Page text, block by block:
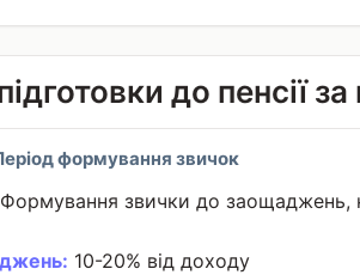
до пенсії
формування звичок
Формування звички до заощаджень,
10-20% від доходу